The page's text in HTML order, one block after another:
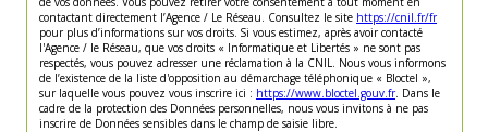
contactant directement l’Agence / Le Réseau. Consultez le site https://cnil.fr/fr
pour plus d’informations sur vos droits. Si vous estimez, après avoir contacté
l'Agence / le Réseau, que vos droits « Informatique et Libertés » ne sont pas
respectés, vous pouvez adresser une réclamation à la CNIL. Nous vous informons
de l’existence de la liste d'opposition au démarchage téléphonique « Bloctel »,
sur laquelle vous pouvez vous inscrire ici : https://www.bloctel.gouv.fr . Dans le
cadre de la protection des Données personnelles, nous vous invitons à ne pas
inscrire de Données sensibles dans le champ de saisie libre.